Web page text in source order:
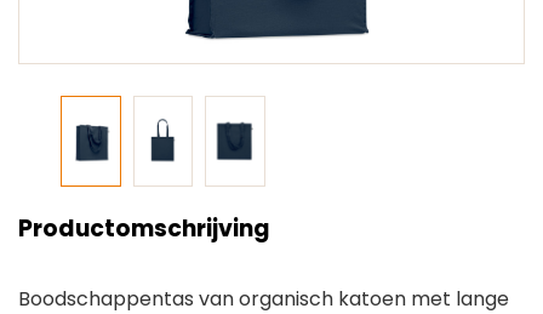
Productomschrijving
Boodschappentas van organisch katoen met lange